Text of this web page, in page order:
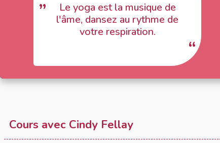
Le yoga est la musique de
l'âme, dansez au rythme de
votre respiration.
Cours avec Cindy Fellay